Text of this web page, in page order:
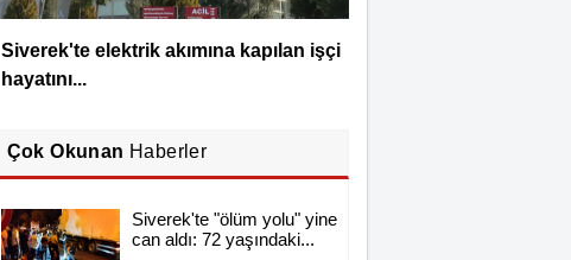
Siverek'te elektrik akımına kapılan işçi
hayatını...
Çok Okunan Haberler
Siverek'te "ölüm yolu" yine
can aldı: 72 yaşındaki...